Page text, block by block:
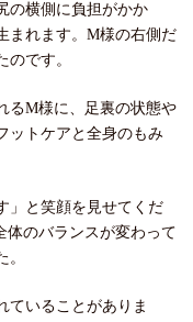
の横側に負担がかか
まれます。M様の右側だ
です。
るM様に、足裏の状態や
ットケアと全身のもみ
」と笑顔を見せてくだ
体のバランスが変わって
ていることがありま